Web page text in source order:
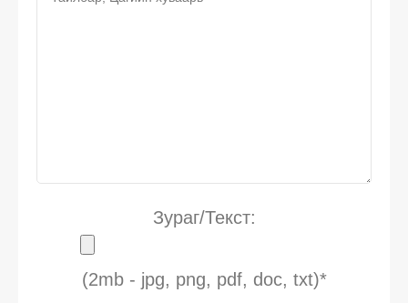
Зураг/Текст:
(2mb - jpg, png, pdf, doc, txt)*